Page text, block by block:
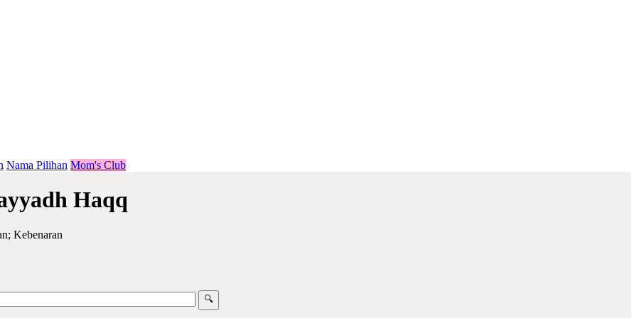
Nama Pilihan Mom's Club
Haqq
Kebenaran